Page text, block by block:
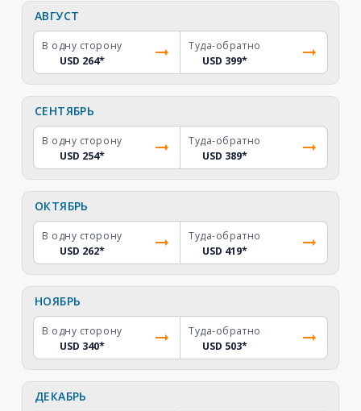
АВГУСТ
В одну сторону
USD 264*
Туда-обратно
USD 399*
СЕНТЯБРЬ
В одну сторону
USD 254*
Туда-обратно
USD 389*
ОКТЯБРЬ
В одну сторону
USD 262*
Туда-обратно
USD 419*
НОЯБРЬ
В одну сторону
USD 340*
Туда-обратно
USD 503*
ДЕКАБРЬ